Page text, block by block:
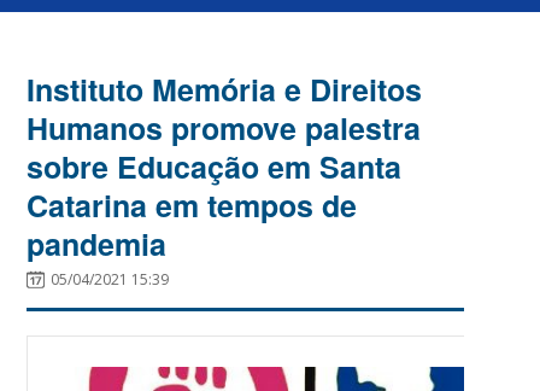
Instituto Memória e Direitos
Humanos promove palestra
sobre Educação em Santa
Catarina em tempos de
pandemia
05/04/2021 15:39